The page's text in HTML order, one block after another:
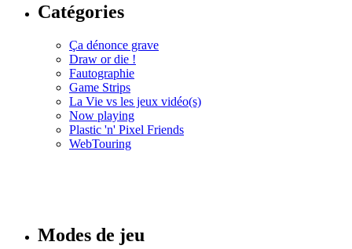
Catégories
Ça dénonce grave
Draw or die !
Fautographie
Game Strips
La Vie vs les jeux vidéo(s)
Now playing
Plastic 'n' Pixel Friends
WebTouring
Modes de jeu